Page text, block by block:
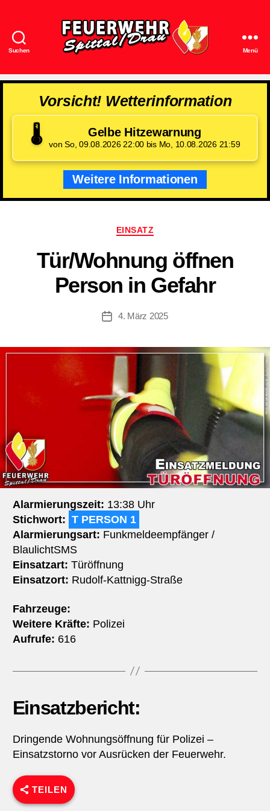
Suchen
Spittal/Drau
Menü
Vorsicht! Wetterinformation
🌡️ Gelbe Hitzewarnung
von So, 09.08.2026 22:00 bis Mo, 10.08.2026 21:59
Weitere Informationen
Kategorien
EINSATZ
Tür/​Wohnung öffnen
Person in Gefahr
Beitragsdatum
4. März 2025
Alarmierungszeit: 13:38 Uhr
Stichwort: T PERSON 1
Alarmierungsart: Funkmeldeempfänger /
BlaulichtSMS
Einsatzart: Türöffnung
Einsatzort: Rudolf-Kattnigg-Straße
Fahrzeuge:
Weitere Kräfte: Polizei
Aufrufe: 616
Einsatzbericht:
Dringende Wohnungsöffnung für Polizei –
Einsatzstorno vor Ausrücken der Feuerwehr.
TEILEN